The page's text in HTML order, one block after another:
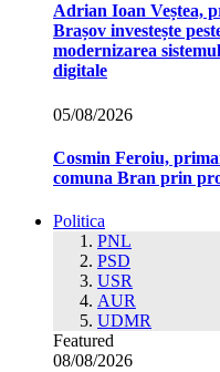
Adrian Ioan Veștea,
Brașov investește
modernizarea
digitale
05/08/2026
Cosmin Feroiu,
comuna Bran prin
Politica
PNL
PSD
USR
AUR
UDMR
Featured
08/08/2026